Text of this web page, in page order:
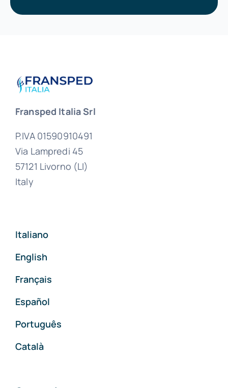
Fransped Italia Srl
P.IVA 01590910491
Via Lampredi 45
57121 Livorno (LI)
Italy
Italiano
English
Français
Español
Português
Català